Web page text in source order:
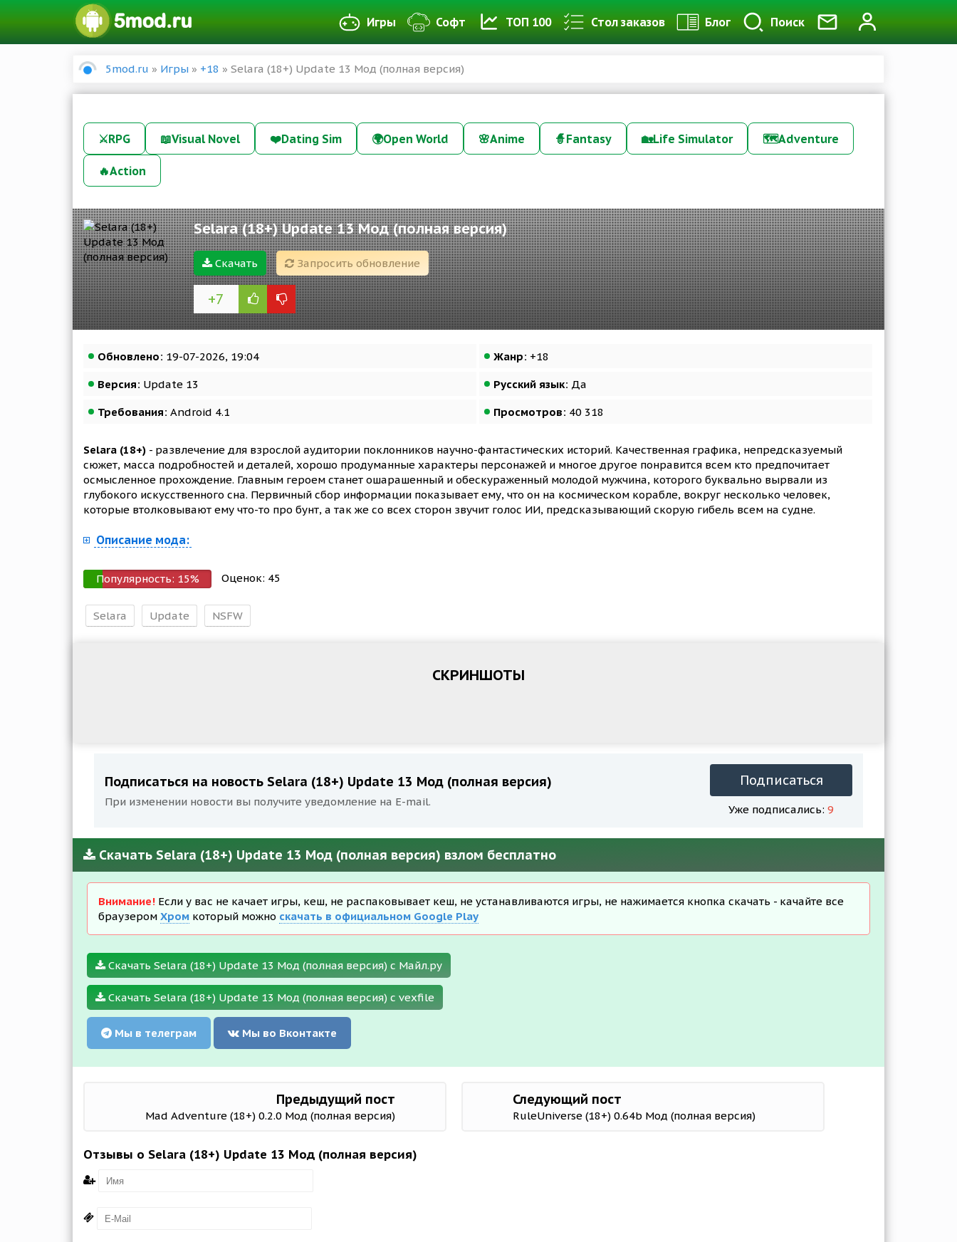
Игры Софт ТОП 100 Стол заказов Блог Поиск
5mod.ru » Игры » +18 » Selara (18+) Update 13 Мод (полная версия)
⚔️RPG 📖Visual Novel ❤️Dating Sim 🌍Open World 🌸Anime 🧙Fantasy 🏡Life Simulator 🗺️Adventure
🔥Action
Selara (18+) Update 13 Мод (полная версия)
Скачать Запросить обновление
+7
Обновлено: 19-07-2026, 19:04 Жанр: +18
Версия: Update 13 Русский язык: Да
Требования: Android 4.1 Просмотров: 40 318
Selara (18+) - развлечение для взрослой аудитории поклонников научно-фантастических историй. Качественная графика, непредсказуемый
сюжет, масса подробностей и деталей, хорошо продуманные характеры персонажей и многое другое понравится всем кто предпочитает
осмысленное прохождение. Главным героем станет ошарашенный и обескураженный молодой мужчина, которого буквально вырвали из
глубокого искусственного сна. Первичный сбор информации показывает ему, что он на космическом корабле, вокруг несколько человек,
которые втолковывают ему что-то про бунт, а так же со всех сторон звучит голос ИИ, предсказывающий скорую гибель всем на судне.
Описание мода:
Популярность: 15% Оценок: 45
Selara Update NSFW
СКРИНШОТЫ
Подписаться на новость Selara (18+) Update 13 Мод (полная версия)
При изменении новости вы получите уведомление на E-mail.
Подписаться
Уже подписались: 9
Скачать Selara (18+) Update 13 Мод (полная версия) взлом бесплатно
Внимание! Если у вас не качает игры, кеш, не распаковывает кеш, не устанавливаются игры, не нажимается кнопка скачать - качайте все
браузером Хром который можно скачать в официальном Google Play
Скачать Selara (18+) Update 13 Мод (полная версия) с Майл.ру
Скачать Selara (18+) Update 13 Мод (полная версия) с vexfile
Мы в телеграм Мы во Вконтакте
Предыдущий пост
Mad Adventure (18+) 0.2.0 Мод (полная версия)
Следующий пост
RuleUniverse (18+) 0.64b Мод (полная версия)
Отзывы о Selara (18+) Update 13 Мод (полная версия)